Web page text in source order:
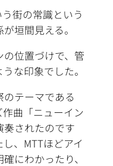
街の常識という
垣間見える。
位置づけで、管
な印象でした。
テーマである
作曲「ニューイン
されたのです
、MTTほどアイ
にわかったり、